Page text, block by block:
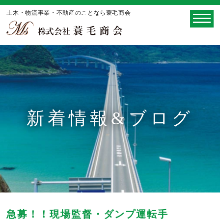
土木・物流事業・不動産のことなら蓑毛商会
新着情報&ブログ
急募！！現場監督・ダンプ運転手